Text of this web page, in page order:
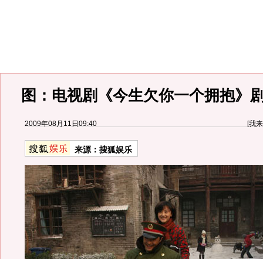
图：电视剧《今生欠你一个拥抱
2009年08月11日09:40 [我
来源： 搜狐娱乐